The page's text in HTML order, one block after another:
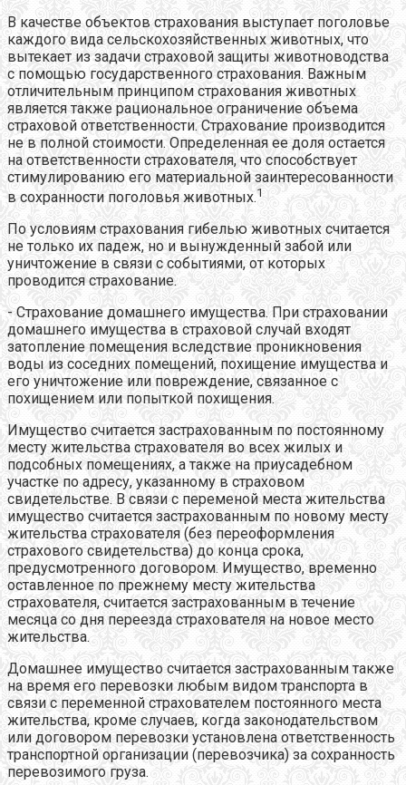
В качестве объектов страхования выступает поголовье
каждого вида сельскохозяйственных животных, что
вытекает из задачи страховой защиты животноводства
с помощью государственного страхования. Важным
отличительным принципом страхования животных
является также рациональное ограничение объема
страховой ответственности. Страхование производится
не в полной стоимости. Определенная ее доля остается
на ответственности страхователя, что способствует
стимулированию его материальной заинтересованности
в сохранности поголовья животных.1
По условиям страхования гибелью животных считается
не только их падеж, но и вынужденный забой или
уничтожение в связи с событиями, от которых
проводится страхование.
- Страхование домашнего имущества. При страховании
домашнего имущества в страховой случай входят
затопление помещения вследствие проникновения
воды из соседних помещений, похищение имущества и
его уничтожение или повреждение, связанное с
похищением или попыткой похищения.
Имущество считается застрахованным по постоянному
месту жительства страхователя во всех жилых и
подсобных помещениях, а также на приусадебном
участке по адресу, указанному в страховом
свидетельстве. В связи с переменой места жительства
имущество считается застрахованным по новому месту
жительства страхователя (без переоформления
страхового свидетельства) до конца срока,
предусмотренного договором. Имущество, временно
оставленное по прежнему месту жительства
страхователя, считается застрахованным в течение
месяца со дня переезда страхователя на новое место
жительства.
Домашнее имущество считается застрахованным также
на время его перевозки любым видом транспорта в
связи с переменной страхователем постоянного места
жительства, кроме случаев, когда законодательством
или договором перевозки установлена ответственность
транспортной организации (перевозчика) за сохранность
перевозимого груза.